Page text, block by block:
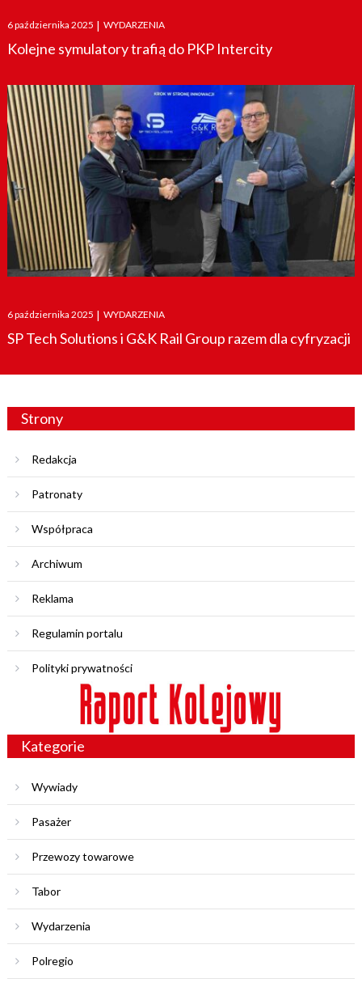
Posted
on
6 października 2025 | WYDARZENIA
Kolejne symulatory trafią do PKP Intercity
Posted
on
6 października 2025 | WYDARZENIA
SP Tech Solutions i G&K Rail Group razem dla cyfryzacji
Strony
Redakcja
Patronaty
Współpraca
Archiwum
Reklama
Regulamin portalu
Polityki prywatności
Kategorie
Wywiady
Pasażer
Przewozy towarowe
Tabor
Wydarzenia
Polregio